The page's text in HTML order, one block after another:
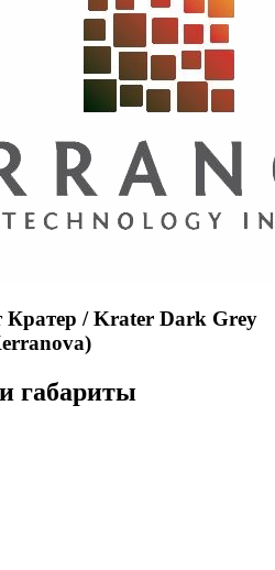
Кратер / Krater Dark Grey
габариты